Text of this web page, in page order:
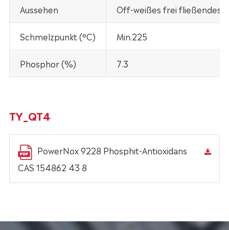
Aussehen Off-weißes frei fließendes
Schmelzpunkt (°C) Min.225
Phosphor (%) 7.3
TY_QT4
PowerNox 9228 Phosphit-Antioxidans
CAS 154862 43 8